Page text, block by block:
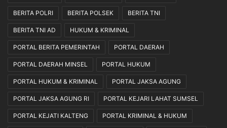
BERITA POLRI BERITA POLSEK BERITA TNI
BERITA TNI AD HUKUM & KRIMINAL
PORTAL BERITA PEMERINTAH PORTAL DAERAH
PORTAL DAERAH MINSEL PORTAL HUKUM
PORTAL HUKUM & KRIMINAL PORTAL JAKSA AGUNG
PORTAL JAKSA AGUNG RI PORTAL KEJARI LAHAT SUMSEL
PORTAL KEJATI KALTENG PORTAL KRIMINAL & HUKUM